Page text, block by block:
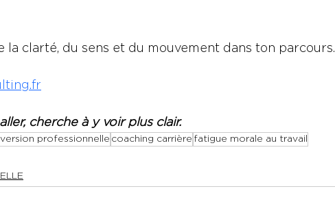
la clarté, du sens et du mouvement dans ton parcours.
cherche à y voir plus clair.
professionnelle coaching carrière fatigue morale au travail